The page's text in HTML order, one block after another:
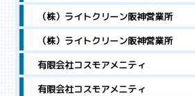
（株）ライトクリーン阪神営業所
（株）ライトクリーン阪神営業所
有限会社コスモアメニティ
有限会社コスモアメニティ